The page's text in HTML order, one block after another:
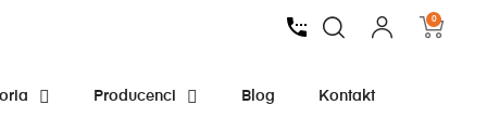
0
Producenci Blog Kontakt